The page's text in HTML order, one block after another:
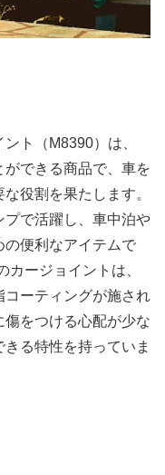
ト（M8390）は、
できる商品で、車を
役割を果たします。
プで活躍し、車中泊や
の便利なアイテムで
ージョイントは、
コーティングが施され
をつける心配が少な
る特性を持っていま